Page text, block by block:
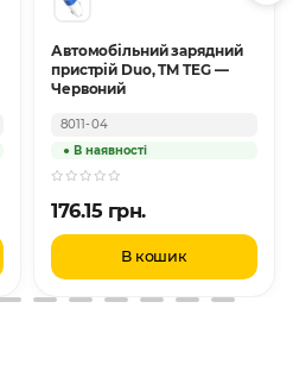
Автомобільний зарядний
пристрій Duo, TM TEG —
Червоний
8011-04
176.15 грн.
В кошик